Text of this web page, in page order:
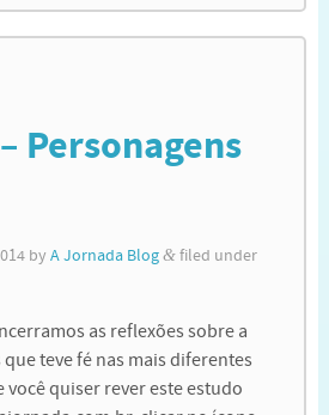
Personagens
by A Jornada Blog &filed under
as reflexões sobre a
teve fé nas mais diferentes
você quiser rever este estudo